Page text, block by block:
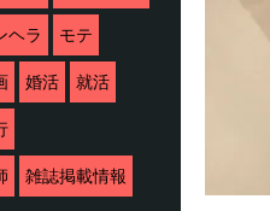
ヘラ モテ
婚活 就活
雑誌掲載情報